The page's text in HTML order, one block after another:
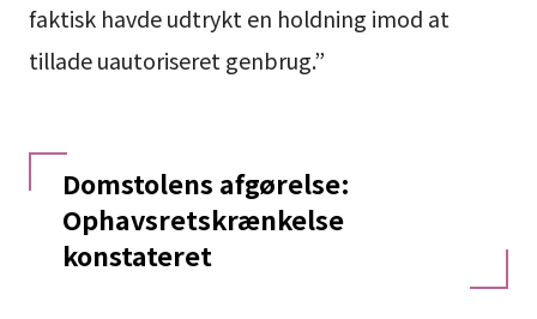
faktisk havde udtrykt en holdning imod at
tillade uautoriseret genbrug.”
Domstolens afgørelse:
Ophavsretskrænkelse
konstateret